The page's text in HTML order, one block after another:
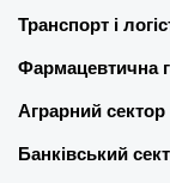
Транспорт і
Фармацевтична
Аграрний сектор
Банківський